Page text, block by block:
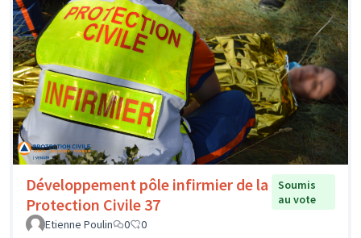
Développement pôle infirmier de la
Protection Civile 37
Soumis
au vote
Etienne Poulin
0 0